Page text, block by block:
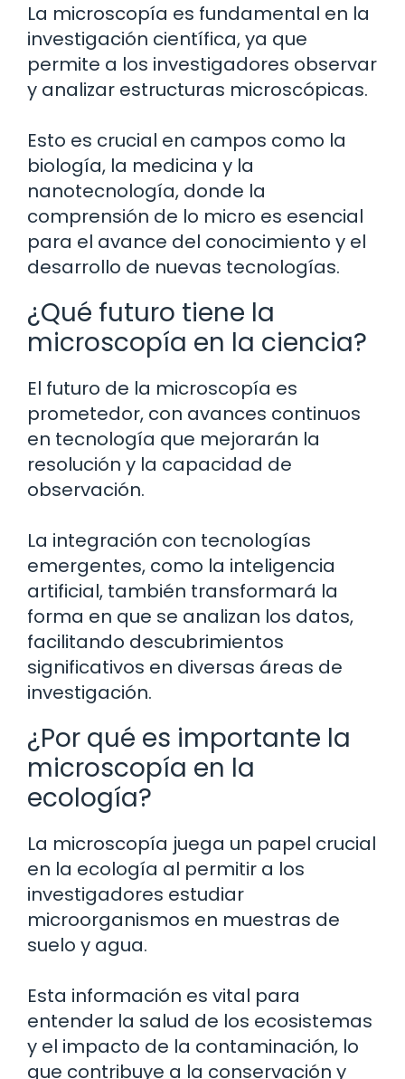
La microscopía es fundamental en la
investigación científica, ya que
permite a los investigadores observar
y analizar estructuras microscópicas.
Esto es crucial en campos como la
biología, la medicina y la
nanotecnología, donde la
comprensión de lo micro es esencial
para el avance del conocimiento y el
desarrollo de nuevas tecnologías.
¿Qué futuro tiene la
microscopía en la ciencia?
El futuro de la microscopía es
prometedor, con avances continuos
en tecnología que mejorarán la
resolución y la capacidad de
observación.
La integración con tecnologías
emergentes, como la inteligencia
artificial, también transformará la
forma en que se analizan los datos,
facilitando descubrimientos
significativos en diversas áreas de
investigación.
¿Por qué es importante la
microscopía en la
ecología?
La microscopía juega un papel crucial
en la ecología al permitir a los
investigadores estudiar
microorganismos en muestras de
suelo y agua.
Esta información es vital para
entender la salud de los ecosistemas
y el impacto de la contaminación, lo
que contribuye a la conservación y